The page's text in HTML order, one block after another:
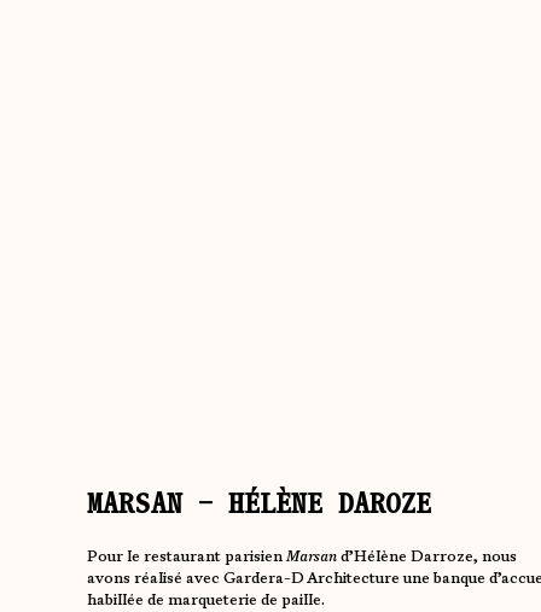
MARSAN – HÉLÈNE DAROZE
Pour le restaurant parisienMarsand’Hélène Darroze, nous
avons réalisé avec Gardera-D Architecture une banque
habillée de marqueterie de paille.